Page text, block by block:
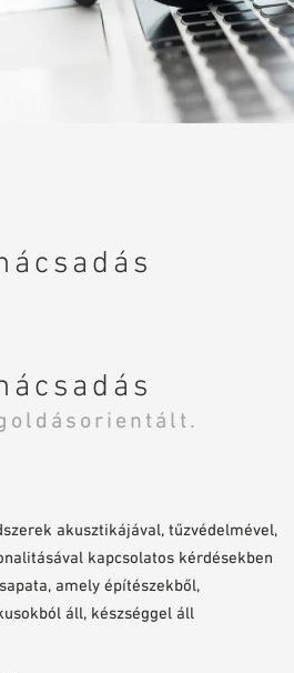
akusztikájával, tűzvédelmével,
kapcsolatos kérdésekben
amely építészekből,
áll, készséggel áll